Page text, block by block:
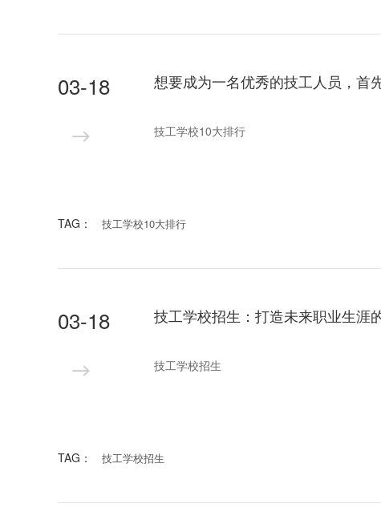
03-18
技工学校10大排行
TAG： 技工学校10大排行
03-18 技工学校招生：打造未来职业生涯
技工学校招生
TAG： 技工学校招生